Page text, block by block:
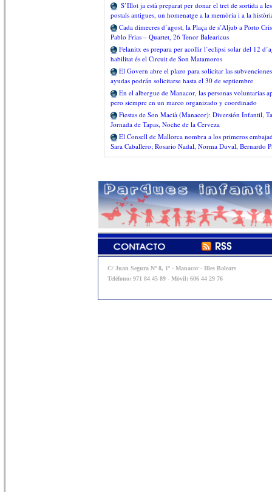
S’Illot ja està preparat per donar el tret de sortida a
postals antigues, un homenatge a la memòria i a la
Cada dimecres d’agost, la Plaça de s’Aljub a Porto
Pablo Frias – Quartet, 26 Tenor Balearicus
Felanitx es prepara per acollir l’eclipsi solar del 12
habilitat és el Circuit de Son Matamoros
El Govern abre el plazo para solicitar las
ayudas podrán solicitarse hasta el 30 de septiembre
En el albergue de Manacor, las personas voluntarias
pero siempre en un marco organizado y coordinado
Fiestas de Son Macià (Manacor): Diversión Infantil,
Jornada de Tapas, Noche de la Cerveza
El Consell de Mallorca nombra a los primeros
Sara Caballero; Rosario Nadal, Norma Duval, Bernardo
C/ Juan Segura Nº 8, 1º - Manacor - Illes Balears
Teléfono: 971 84 45 89 - Móvil: 606 44 29 76